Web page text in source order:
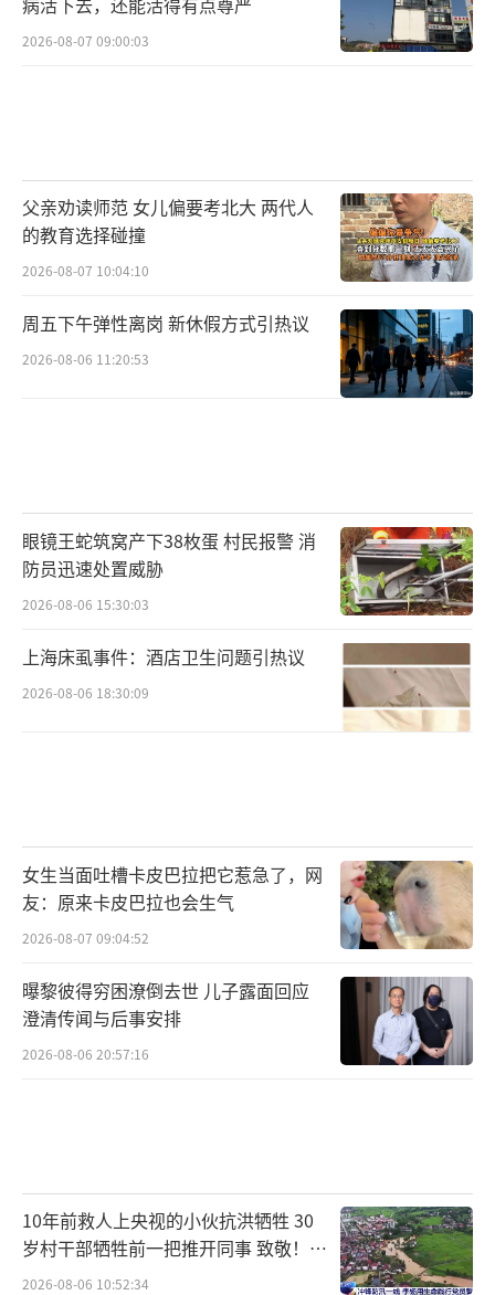
2026-08-07 09:00:03
父亲劝读师范 女儿偏要考北大 两代人
的教育选择碰撞
2026-08-07 10:04:10
周五下午弹性离岗 新休假方式引热议
2026-08-06 11:20:53
眼镜王蛇筑窝产下38枚蛋 村民报警 消
防员迅速处置威胁
2026-08-06 15:30:03
上海床虱事件：酒店卫生问题引热议
2026-08-06 18:30:09
女生当面吐槽卡皮巴拉把它惹急了，网
友：原来卡皮巴拉也会生气
2026-08-07 09:04:52
曝黎彼得穷困潦倒去世 儿子露面回应
澄清传闻与后事安排
2026-08-06 20:57:16
10年前救人上央视的小伙抗洪牺牲 30
岁村干部牺牲前一把推开同事 致敬！送
别！
2026-08-06 10:52:34